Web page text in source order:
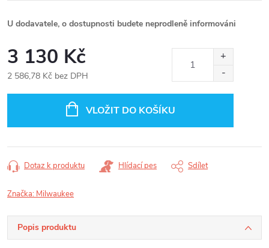
U dodavatele, o dostupnosti budete neprodleně informováni
3 130 Kč
2 586,78 Kč bez DPH
VLOŽIT DO KOŠÍKU
Dotaz k produktu Hlídací pes Sdílet
Značka: Milwaukee
Popis produktu